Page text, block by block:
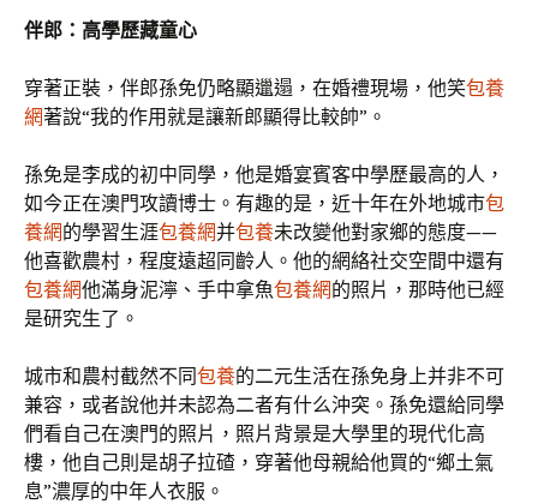
伴郎：高學歷藏童心
穿著正裝，伴郎孫免仍略顯邋遢，在婚禮現場，他笑包養
網著說“我的作用就是讓新郎顯得比較帥”。
孫免是李成的初中同學，他是婚宴賓客中學歷最高的人，
如今正在澳門攻讀博士。有趣的是，近十年在外地城市包
養網的學習生涯包養網并包養未改變他對家鄉的態度——
他喜歡農村，程度遠超同齡人。他的網絡社交空間中還有
包養網他滿身泥濘、手中拿魚包養網的照片，那時他已經
是研究生了。
城市和農村截然不同包養的二元生活在孫免身上并非不可
兼容，或者說他并未認為二者有什么沖突。孫免還給同學
們看自己在澳門的照片，照片背景是大學里的現代化高
樓，他自己則是胡子拉碴，穿著他母親給他買的“鄉土氣
息”濃厚的中年人衣服。